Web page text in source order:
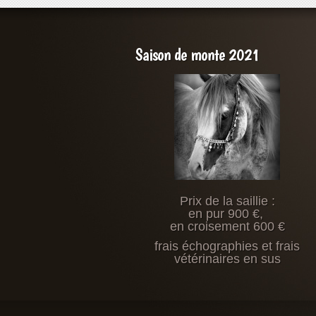
Saison de monte 2021
Prix de la saillie :
en pur 900 €,
en croisement 600 €
frais échographies et frais
vétérinaires en sus